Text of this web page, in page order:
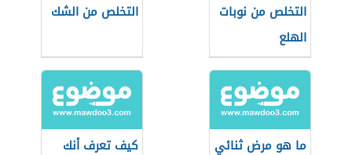
التخلص من نوبات
الهلع
التخلص من الشك
ما هو مرض ثنائي كيف تعرف أنك